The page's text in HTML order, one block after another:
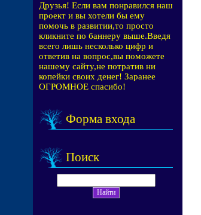
Друзья! Если вам понравился наш
проект и вы хотели бы ему
помочь в развитии,то просто
кликните по баннеру выше.Введя
всего лишь несколько цифр и
ответив на вопрос,вы поможете
нашему сайту,не потратив ни
копейки своих денег! Заранее
ОГРОМНОЕ спасибо!
Форма входа
Поиск